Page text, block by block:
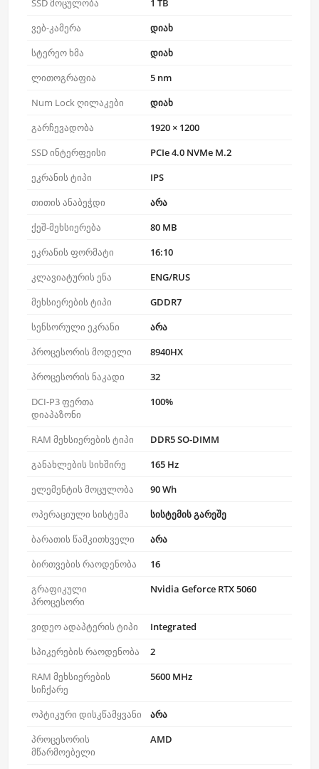
SSD მოცულობა
1 TB
ვებ-კამერა
დიახ
სტერეო ხმა
დიახ
ლითოგრაფია
5 nm
Num Lock ღილაკები
დიახ
გარჩევადობა
1920 × 1200
SSD ინტერფეისი
PCIe 4.0 NVMe M.2
ეკრანის ტიპი
IPS
თითის ანაბეჭდი
არა
ქეშ-მეხსიერება
80 MB
ეკრანის ფორმატი
16:10
კლავიატურის ენა
ENG/RUS
მეხსიერების ტიპი
GDDR7
სენსორული ეკრანი
არა
პროცესორის მოდელი
8940HX
პროცესორის ნაკადი
32
DCI-P3 ფერთა
დიაპაზონი
100%
RAM მეხსიერების ტიპი
DDR5 SO-DIMM
განახლების სიხშირე
165 Hz
ელემენტის მოცულობა
90 Wh
ოპერაციული სისტემა
სისტემის გარეშე
ბარათის წამკითხველი
არა
ბირთვების რაოდენობა
16
გრაფიკული
პროცესორი
Nvidia Geforce RTX 5060
ვიდეო ადაპტერის ტიპი
Integrated
სპიკერების რაოდენობა
2
RAM მეხსიერების
სიჩქარე
5600 MHz
ოპტიკური დისკწამყვანი
არა
პროცესორის
მწარმოებელი
AMD